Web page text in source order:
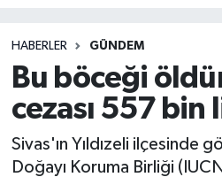
HABERLER GÜNDEM
Bu böceği
cezası 557 bin
Sivas'ın Yıldızeli ilçesinde
Doğayı Koruma Birliği
Ulusal Haberler
Vefat Edenler